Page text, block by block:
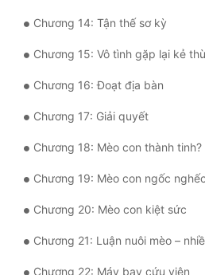
Chương 14: Tận thế sơ kỳ
Chương 15: Vô tình gặp lại kẻ thù
Chương 16: Đoạt địa bàn
Chương 17: Giải quyết
Chương 18: Mèo con thành tinh?
Chương 19: Mèo con ngốc
Chương 20: Mèo con kiệt sức
Chương 21: Luận nuôi mèo –
Chương 22: Máy bay cứu viện